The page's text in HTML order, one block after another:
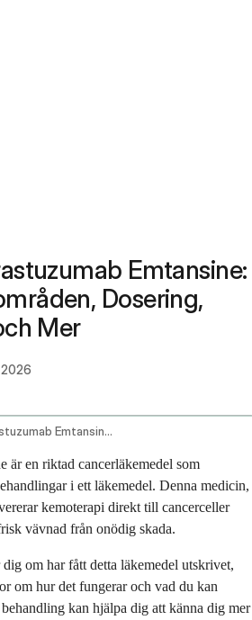
Emtansine:
Dosering,
Mer
Ado Trastuzumab Emtansine Intravenous Route
är en riktad cancerläkemedel som
i ett läkemedel. Denna medicin,
kemoterapi direkt till cancerceller
vävnad från onödig skada.
om har fått detta läkemedel utskrivet,
om hur det fungerar och vad du kan
kan hjälpa dig att känna dig mer